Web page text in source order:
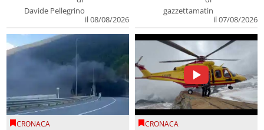
Davide Pellegrino
il 08/08/2026
gazzettamatin
il 07/08/2026
CRONACA CRONACA